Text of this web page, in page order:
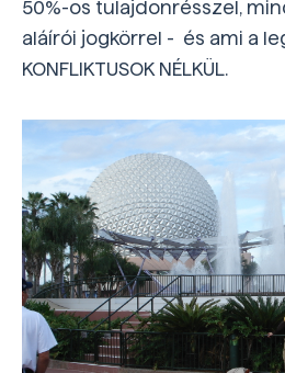
50%-os tulajdonrésszel,
aláírói jogkörrel - és ami a
KONFLIKTUSOK NÉLKÜL.